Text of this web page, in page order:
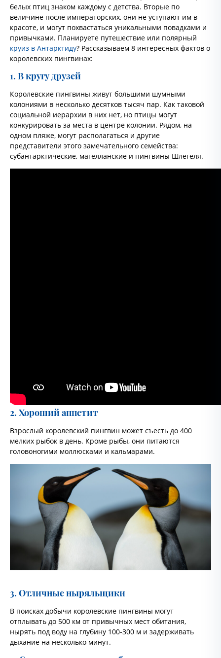
белых птиц знаком каждому с детства. Вторые по
величине после императорских, они не уступают им в
красоте, и могут похвастаться уникальными повадками и
привычками. Планируете путешествие или полярный
круиз в Антарктиду? Рассказываем 8 интересных фактов о
королевских пингвинах:
1. В кругу друзей
Королевские пингвины живут большими шумными
колониями в несколько десятков тысяч пар. Как таковой
социальной иерархии в них нет, но птицы могут
конкурировать за места в центре колонии. Рядом, на
одном пляже, могут располагаться и другие
представители этого замечательного семейства:
субантарктические, магелланские и пингвины Шлегеля.
2. Хороший аппетит
Взрослый королевский пингвин может съесть до 400
мелких рыбок в день. Кроме рыбы, они питаются
головоногими моллюсками и кальмарами.
3. Отличные ныряльщики
В поисках добычи королевские пингвины могут
отплывать до 500 км от привычных мест обитания,
нырять под воду на глубину 100-300 м и задерживать
дыхание на несколько минут.